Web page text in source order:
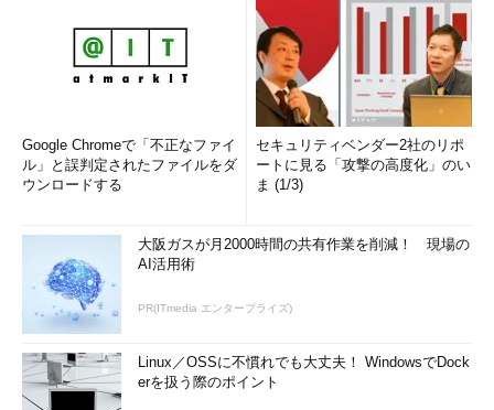
Google Chromeで「不正なファイ
ル」と誤判定されたファイルをダ
ウンロードする
セキュリティベンダー2社のリポ
ートに見る「攻撃の高度化」のい
ま (1/3)
大阪ガスが月2000時間の共有作業を削減！ 現場の
AI活用術
PR(ITmedia エンタープライズ)
Linux／OSSに不慣れでも大丈夫！ WindowsでDock
erを扱う際のポイント